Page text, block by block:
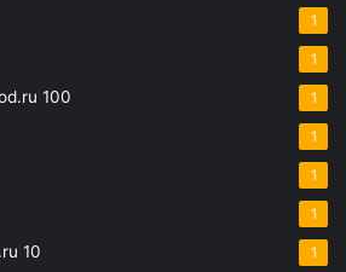
1
1
100 1
1
1
1
10 1